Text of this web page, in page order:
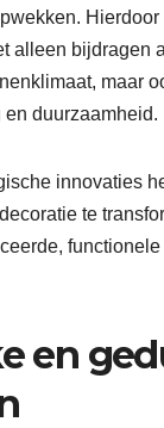
Hierdoor
alleen bijdragen
maar
duurzaamheid.
innovaties
te
en